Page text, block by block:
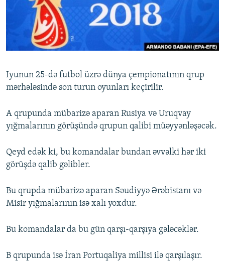
İNFOQRAFIKA
KARIKATURA
AZƏRBAYCAN ƏDƏBIYYATI KITABXANASI
İSLAM VƏ DEMOKRATIYA
İZ - MƏDƏNIYYƏT PROQRAMI
MISSIYAMIZ
PEŞƏ ETIKASI VƏ JURNALISTIKA STANDARTLARIMIZ
MATERIALLARIMIZDAN ISTIFADƏ
BIZIMLƏ ƏLAQƏ
BIZI IZLƏ
Iyunun 25-də futbol üzrə dünya çempionatının qrup
mərhələsində son turun oyunları keçirilir.
A qrupunda mübarizə aparan Rusiya və Uruqvay
yığmalarının görüşündə qrupun qalibi müəyyənləşəcək.
Qeyd edək ki, bu komandalar bundan əvvəlki hər iki
görüşdə qalib gəlibler.
Bu qrupda mübarizə aparan Səudiyyə Ərəbistanı və
Misir yığmalarının isə xalı yoxdur.
Bu komandalar da bu gün qarşı-qarşıya gələcəklər.
B qrupunda isə İran Portuqaliya millisi ilə qarşılaşır.